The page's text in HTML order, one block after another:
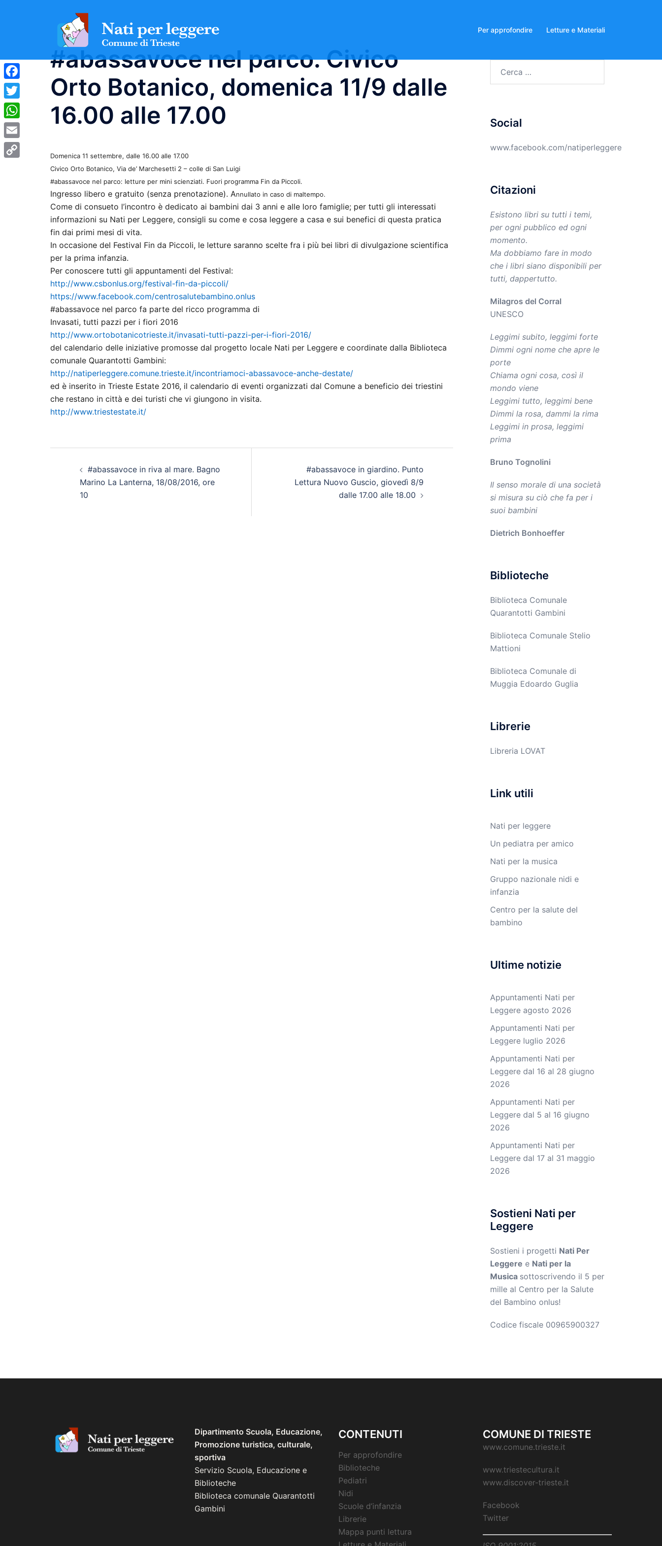
Per approfondire Letture e Materiali
#abassavoce nel parco. Civico
Orto Botanico, domenica 11/9 dalle
16.00 alle 17.00
Domenica 11 settembre, dalle 16.00 alle 17.00
Civico Orto Botanico, Via de’ Marchesetti 2 – colle di San Luigi
#abassavoce nel parco: letture per mini scienziati. Fuori programma Fin da Piccoli.
Ingresso libero e gratuito (senza prenotazione). Annullato in caso di maltempo.
Come di consueto l’incontro è dedicato ai bambini dai 3 anni e alle loro famiglie; per tutti gli interessati
informazioni su Nati per Leggere, consigli su come e cosa leggere a casa e sui benefici di questa pratica
fin dai primi mesi di vita.
In occasione del Festival Fin da Piccoli, le letture saranno scelte fra i più bei libri di divulgazione scientifica
per la prima infanzia.
Per conoscere tutti gli appuntamenti del Festival:
http://www.csbonlus.org/festival-fin-da-piccoli/
https://www.facebook.com/centrosalutebambino.onlus
#abassavoce nel parco fa parte del ricco programma di
Invasati, tutti pazzi per i fiori 2016
http://www.ortobotanicotrieste.it/invasati-tutti-pazzi-per-i-fiori-2016/
del calendario delle iniziative promosse dal progetto locale Nati per Leggere e coordinate dalla Biblioteca
comunale Quarantotti Gambini:
http://natiperleggere.comune.trieste.it/incontriamoci-abassavoce-anche-destate/
ed è inserito in Trieste Estate 2016, il calendario di eventi organizzati dal Comune a beneficio dei triestini
che restano in città e dei turisti che vi giungono in visita.
http://www.triestestate.it/
articolo
#abassavoce in riva al mare. Bagno
Marino La Lanterna, 18/08/2016, ore
10
#abassavoce in giardino. Punto
Lettura Nuovo Guscio, giovedì 8/9
dalle 17.00 alle 18.00
Social
www.facebook.com/natiperleggere
Citazioni
Esistono libri su tutti i temi,
per ogni pubblico ed ogni
momento.
Ma dobbiamo fare in modo
che i libri siano disponibili per
tutti, dappertutto.
Milagros del Corral
UNESCO
Leggimi subito, leggimi forte
Dimmi ogni nome che apre le
porte
Chiama ogni cosa, così il
mondo viene
Leggimi tutto, leggimi bene
Dimmi la rosa, dammi la rima
Leggimi in prosa, leggimi
prima
Bruno Tognolini
Il senso morale di una società
si misura su ciò che fa per i
suoi bambini
Dietrich Bonhoeffer
Biblioteche
Biblioteca Comunale
Quarantotti Gambini
Biblioteca Comunale Stelio
Mattioni
Biblioteca Comunale di
Muggia Edoardo Guglia
Librerie
Libreria LOVAT
Link utili
Nati per leggere
Un pediatra per amico
Nati per la musica
Gruppo nazionale nidi e
infanzia
Centro per la salute del
bambino
Ultime notizie
Appuntamenti Nati per
Leggere agosto 2026
Appuntamenti Nati per
Leggere luglio 2026
Appuntamenti Nati per
Leggere dal 16 al 28 giugno
2026
Appuntamenti Nati per
Leggere dal 5 al 16 giugno
2026
Appuntamenti Nati per
Leggere dal 17 al 31 maggio
2026
Sostieni Nati per
Leggere
Sostieni i progetti Nati Per
Leggere e Nati per la
Musica sottoscrivendo il 5 per
mille al Centro per la Salute
del Bambino onlus!
Codice fiscale 00965900327
Dipartimento Scuola, Educazione,
Promozione turistica, culturale,
sportiva
Servizio Scuola, Educazione e
Biblioteche
Biblioteca comunale Quarantotti
Gambini
CONTENUTI
Per approfondire
Biblioteche
Pediatri
Nidi
Scuole d’infanzia
Librerie
Mappa punti lettura
COMUNE DI TRIESTE
www.comune.trieste.it
www.triestecultura.it
www.discover-trieste.it
Facebook
Twitter
Facebook
Twitter
WhatsApp
Email